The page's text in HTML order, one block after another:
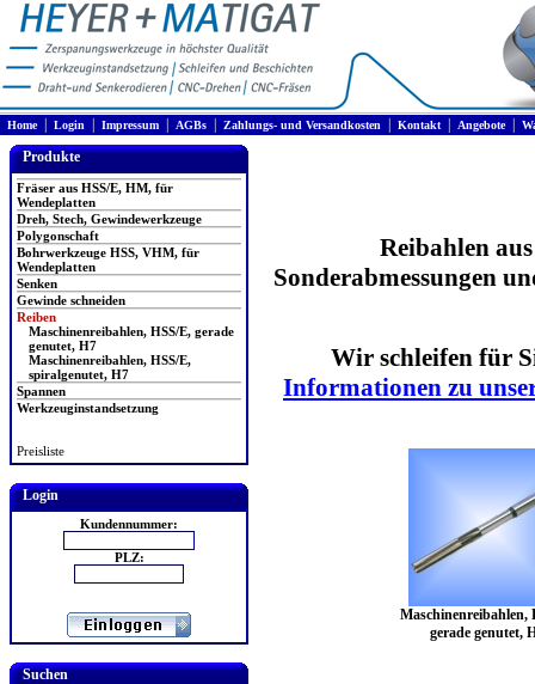
Home| Login Impressum AGBs Zahlungs- und Versandkosten Kontakt| Angebote|
Produkte
Fräser aus HSS/E, HM, für
Wendeplatten
Dreh, Stech, Gewindewerkzeuge
Polygonschaft
Bohrwerkzeuge HSS, VHM, für
Wendeplatten
Senken
Gewinde schneiden
Reiben
Maschinenreibahlen, HSS/E, gerade
genutet, H7
Maschinenreibahlen, HSS/E,
spiralgenutet, H7
Spannen
Werkzeuginstandsetzung
Preisliste
Login
Kundennummer:
PLZ:
Suchen
Reibahlen
Sonderabmessungen
Wir schleifen für
Informationen zu
Maschinenreibahlen,
gerade genutet,